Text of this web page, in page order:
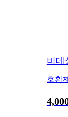
비데